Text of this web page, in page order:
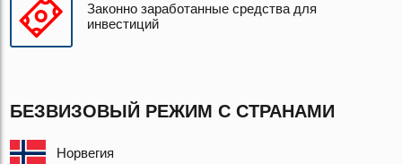
Законно заработанные средства для
инвестиций
БЕЗВИЗОВЫЙ РЕЖИМ С СТРАНАМИ
Норвегия